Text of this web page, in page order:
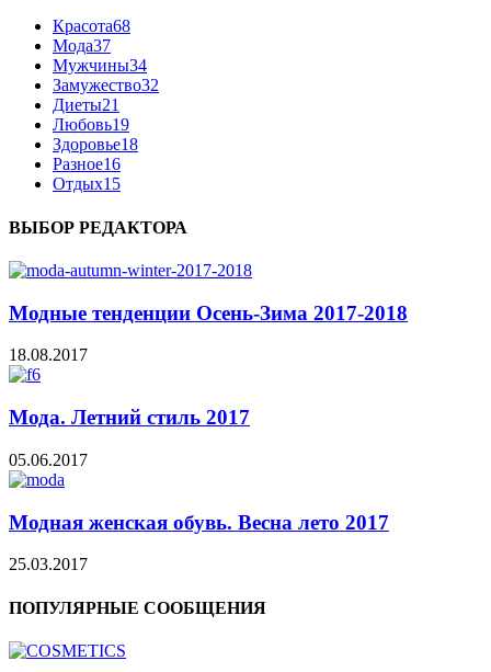
Красота68
Мода37
Мужчины34
Замужество32
Диеты21
Любовь19
Здоровье18
Разное16
Отдых15
ВЫБОР РЕДАКТОРА
Модные тенденции Осень-Зима 2017-2018
18.08.2017
Мода. Летний стиль 2017
05.06.2017
Модная женская обувь. Весна лето 2017
25.03.2017
ПОПУЛЯРНЫЕ СООБЩЕНИЯ